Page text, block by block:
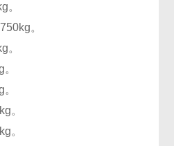
。
。
。
。
。